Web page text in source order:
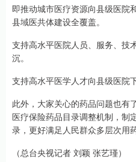
即推动城市医疗资源向县级医院
县域医共体建设全覆盖。
支持高水平医院人员、服务、技
沉。
支持高水平医学人才向县级医院下
此外，大家关心的药品问题也有
医疗保险药品目录调整机制，制
录，更好满足人民群众多层次用
（总台央视记者 刘颖 张艺瑾）